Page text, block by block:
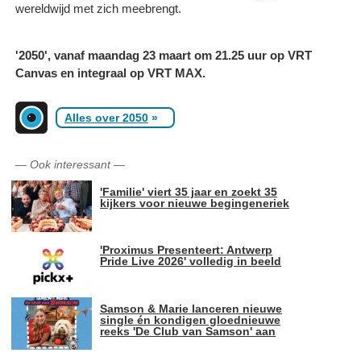
wereldwijd met zich meebrengt.
'2050', vanaf maandag 23 maart om 21.25 uur op VRT
Canvas en integraal op VRT MAX.
Alles over 2050 »
— Ook interessant—
'Familie' viert 35 jaar en zoekt 35
kijkers voor nieuwe begingeneriek
'Proximus Presenteert: Antwerp
Pride Live 2026' volledig in beeld
Samson & Marie lanceren nieuwe
single én kondigen gloednieuwe
reeks 'De Club van Samson' aan